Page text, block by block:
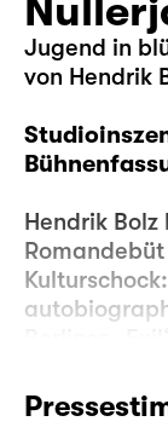
Jugend in
von Hendrik
Hendrik
Berliner
Codes
hat erfahren,
Jacke,